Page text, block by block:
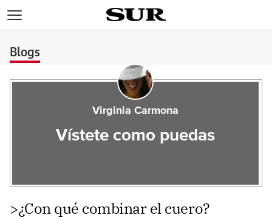
Blogs
Virginia Carmona
Vístete como puedas
>¿Con qué combinar el cuero?